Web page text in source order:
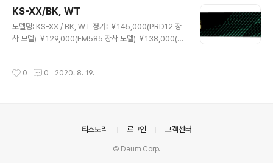
KS-XX/BK, WT
모델명: KS-XX / BK, WT 정가: ￥145,000(PRD12 장
착 모델) ￥129,000(FM585 장착 모델) ￥138,000(S
0-69.0-96.0mm 회전 반경: 15.9m@162cm, 17.0m
r 시트 활주면: UHMW-PE, 그라파이트, 마이크로 스톤 &
세라믹 디스크 피니쉬 활주면 가공: 크로스 스트럭쳐 에지:
0 0 2020. 8. 19.
티스토리 로그인 고객센터
© Daum Corp.